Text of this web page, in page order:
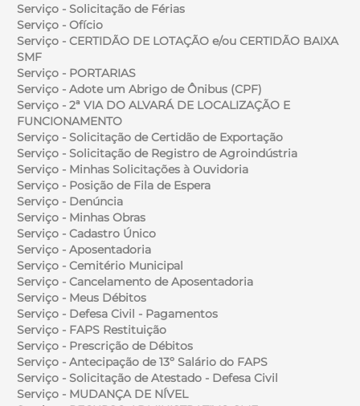
Serviço - Solicitação de Férias
Serviço - Ofício
Serviço - CERTIDÃO DE LOTAÇÃO e/ou CERTIDÃO BAIXA
SMF
Serviço - PORTARIAS
Serviço - Adote um Abrigo de Ônibus (CPF)
Serviço - 2ª VIA DO ALVARÁ DE LOCALIZAÇÃO E
FUNCIONAMENTO
Serviço - Solicitação de Certidão de Exportação
Serviço - Solicitação de Registro de Agroindústria
Serviço - Minhas Solicitações à Ouvidoria
Serviço - Posição de Fila de Espera
Serviço - Denúncia
Serviço - Minhas Obras
Serviço - Cadastro Único
Serviço - Aposentadoria
Serviço - Cemitério Municipal
Serviço - Cancelamento de Aposentadoria
Serviço - Meus Débitos
Serviço - Defesa Civil - Pagamentos
Serviço - FAPS Restituição
Serviço - Prescrição de Débitos
Serviço - Antecipação de 13º Salário do FAPS
Serviço - Solicitação de Atestado - Defesa Civil
Serviço - MUDANÇA DE NÍVEL